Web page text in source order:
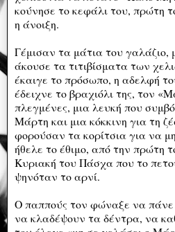
κούνησε το κεφάλι του, πρώτη
η άνοιξη.
Γέμισαν τα μάτια του γαλάζιο,
άκουσε τα τιτιβίσματα των
έκαιγε το πρόσωπο, η αδελφή
έδειχνε το βραχιόλι της, τον
πλεγμένες, μια λευκή που
Μάρτη και μια κόκκινη για τη
φορούσαν τα κορίτσια για να
ήθελε το έθιμο, από την πρώτη
Κυριακή του Πάσχα που το
ψηνόταν το αρνί.
Ο παππούς τον φώναξε να πάνε
να κλαδέψουν τα δέντρα, να